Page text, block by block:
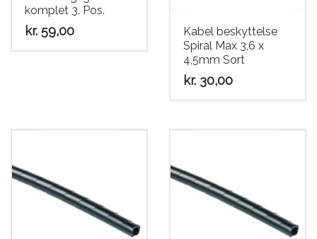
komplet 3. Pos.
kr. 59,00
Kabel beskyttelse
Spiral Max 3,6 x
4,5mm Sort
kr. 30,00